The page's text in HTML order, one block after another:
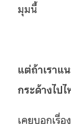
มุมนี้
แต่ถ้าเราแ
กระด้างไปไ
เคยบอกเรื่